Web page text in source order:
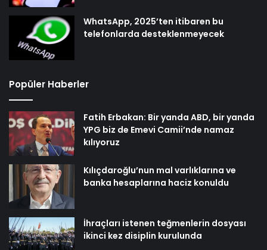
WhatsApp, 2025’ten itibaren bu
telefonlarda desteklenmeyecek
Popüler Haberler
Fatih Erbakan: Bir yanda ABD, bir yanda
YPG biz de Emevi Camii’nde namaz
kılıyoruz
Kılıçdaroğlu’nun mal varlıklarına ve
banka hesaplarına haciz konuldu
İhraçları istenen teğmenlerin dosyası
ikinci kez disiplin kurulunda